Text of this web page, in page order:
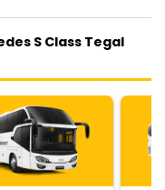
S Class Tegal